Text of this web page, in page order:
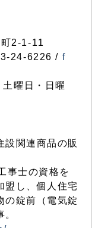
2-1-11
24-6226 / f
曜日・日曜
設関連商品の販
事士の資格を
盟し、個人住宅
の錠前（電気錠